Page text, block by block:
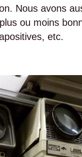
Nous avons
ou moins
etc.